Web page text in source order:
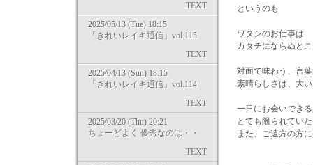
TEXT
2025/05/13 (Tue) 18:15
「きれいレイキ通信」vol.115
TEXT
2025/04/13 (Sun) 18:15
「きれいレイキ通信」vol.114
TEXT
2025/03/20 (Thu) 20:21
ちょーどよく 優秀なのは・・
TEXT
というのも
ワタシのお仕事は
カタチにならぬと
対面で味わう、言
素晴らしさは、大
一日にお会いでき
とても限られてい
また、ご遠方の方